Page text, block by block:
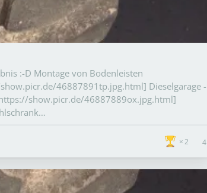
:-D Montage von Bodenleisten
46887891tp.jpg.html] Dieselgarage -
show.picr.de/46887889ox.jpg.html]
2 4